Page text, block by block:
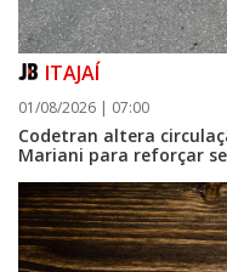
ITAJAÍ
01/08/2026 | 07:00
Codetran altera
Mariani para reforçar